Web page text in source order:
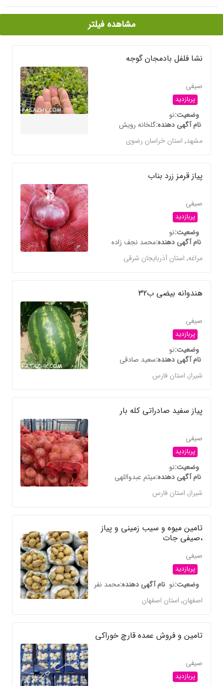
مشاهده فیلتر
نشا فلفل بادمجان گوجه
صیفی
پربازدید
وضعیتنو
نام آگهی دهندهگلخانه رویش
مشهد,استان خراسان رضوی
پیاز قرمز زرد بناب
صیفی
پربازدید
وضعیتنو
نام آگهی دهندهمحمد نجف زاده
مراغه,استان آذربایجان شرقی
هندوانه بیضی ب32
صیفی
پربازدید
وضعیتنو
نام آگهی دهندهسعید صادقی
شیراز,استان فارس
پیاز سفید صادراتی کله بار
صیفی
پربازدید
وضعیتنو
نام آگهی دهندهمیثم عبدواللهی
شیراز,استان فارس
تامین میوه و سیب زمینی و پیاز
،صیفی جات
صیفی
پربازدید
وضعیتنو نام آگهی دهندهمحمد نفر
اصفهان,استان اصفهان
تامین و فروش عمده قارچ خوراکی
صیفی
پربازدید